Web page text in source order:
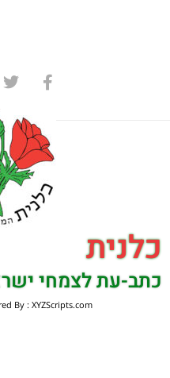
כלנית
כתב-עת לצמחי
By : XYZScripts.com